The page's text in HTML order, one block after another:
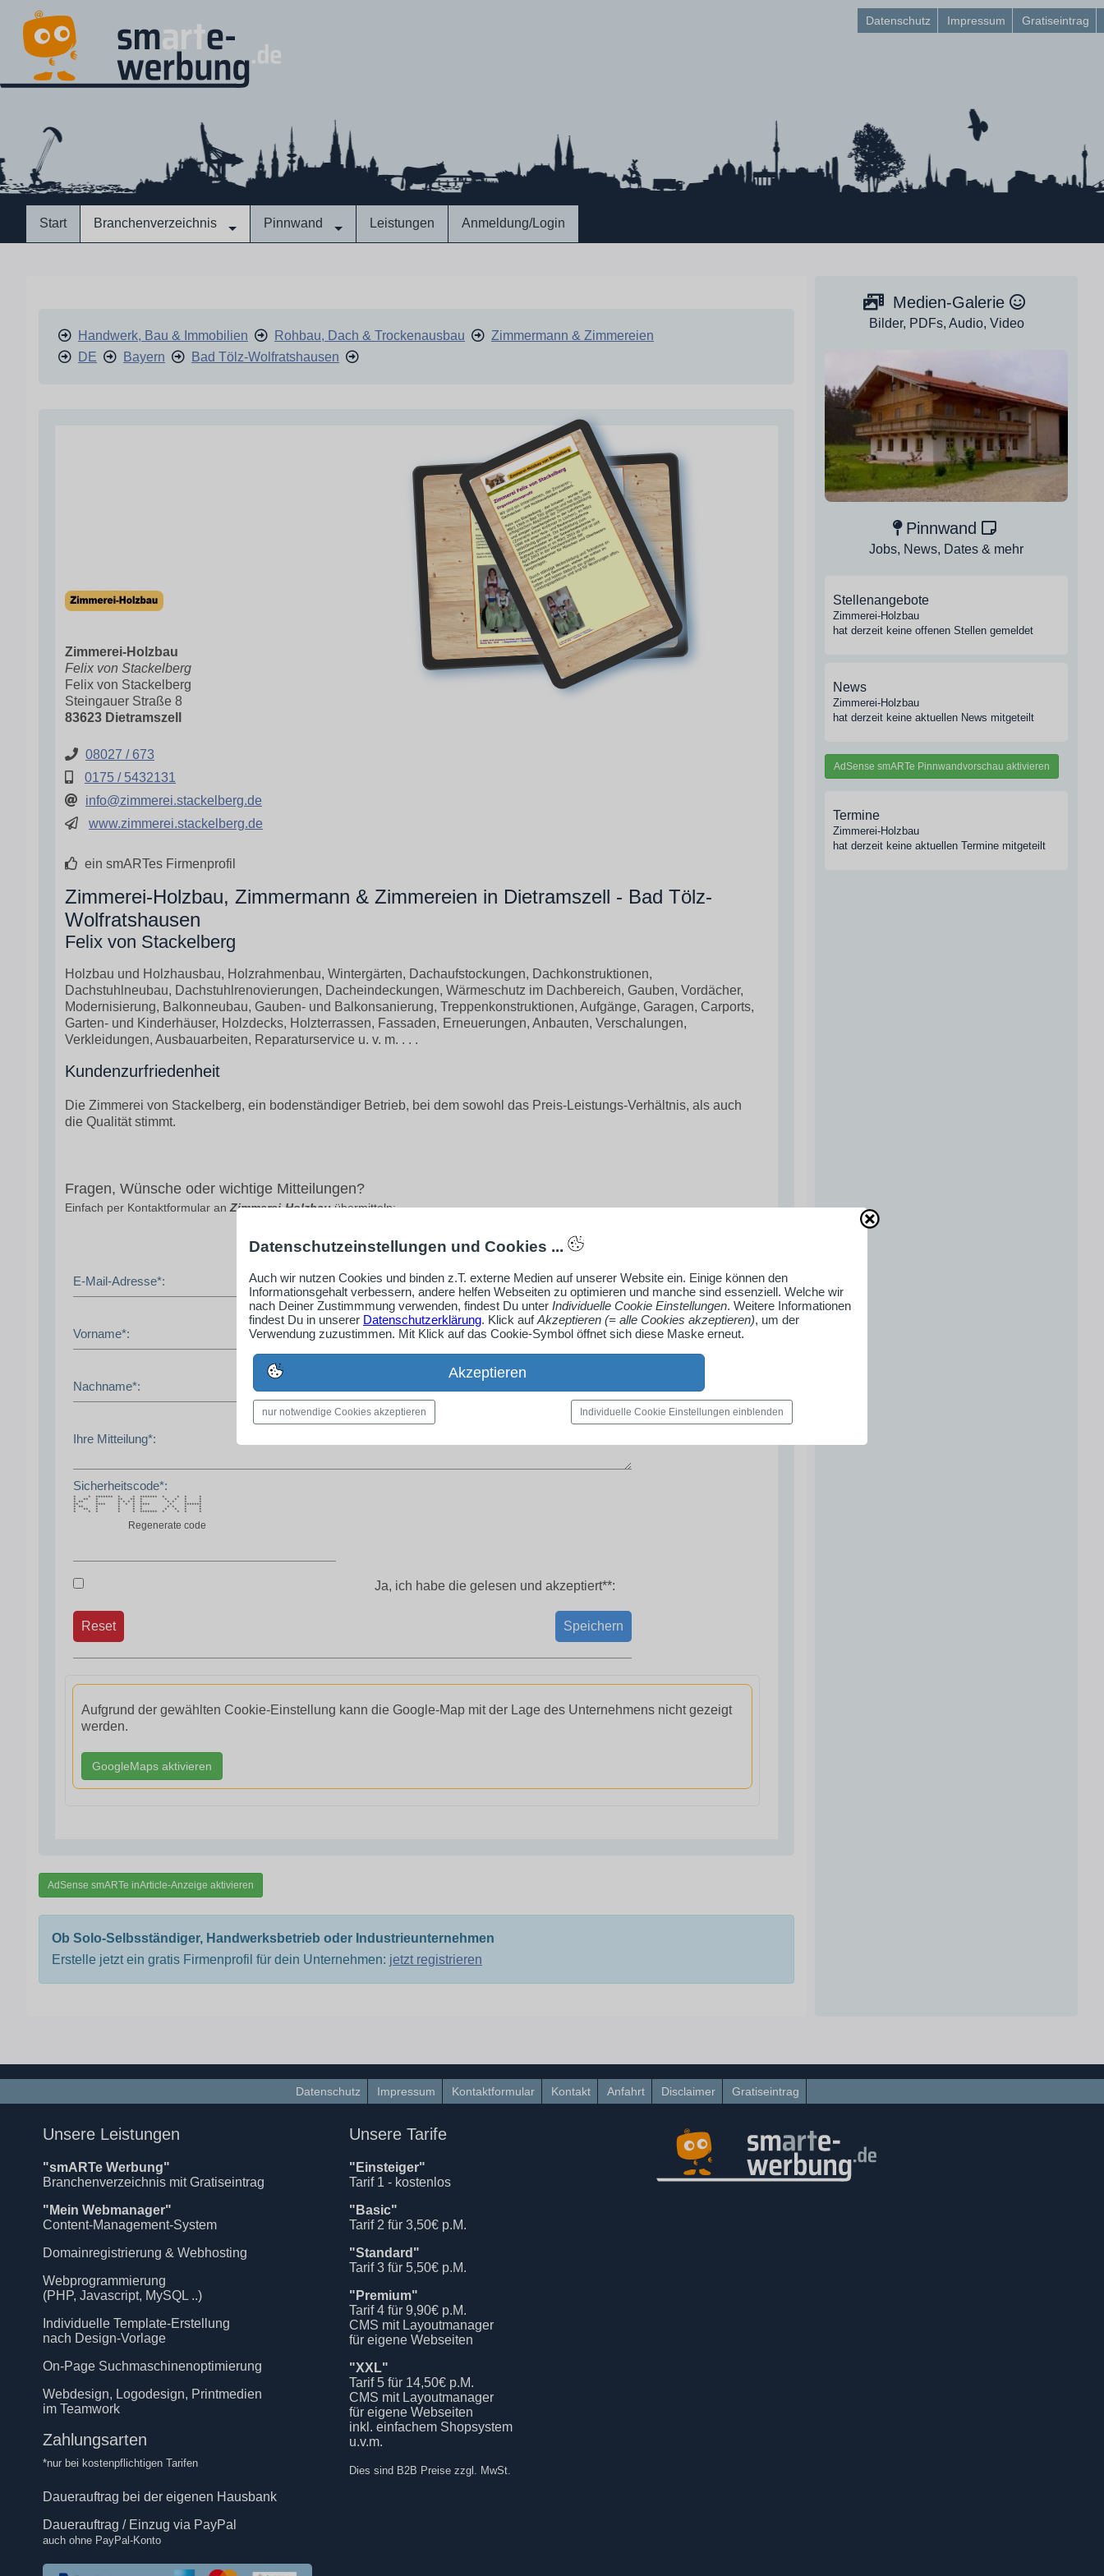
Datenschutz Impressum Gratiseintrag
Start Branchenverzeichnis Pinnwand Leistungen Anmeldung/Login
Handwerk, Bau & Immobilien Rohbau, Dach & Trockenausbau
Zimmermann & Zimmereien
DE
Bayern Bad Tölz-Wolfratshausen
Zimmerei-Holzbau
Felix von Stackelberg
Felix von Stackelberg
Steingauer Straße 8
83623 Dietramszell
08027 / 673
0175 / 5432131
info@zimmerei.stackelberg.de
www.zimmerei.stackelberg.de
ein smARTes Firmenprofil
Zimmerei-Holzbau, Zimmermann & Zimmereien in Dietramszell - Bad Tölz-
Wolfratshausen
Felix von Stackelberg
Holzbau und Holzhausbau, Holzrahmenbau, Wintergärten, Dachaufstockungen, Dachkonstruktionen,
Dachstuhlneubau, Dachstuhlrenovierungen, Dacheindeckungen, Wärmeschutz im Dachbereich, Gauben, Vordächer,
Modernisierung, Balkonneubau, Gauben- und Balkonsanierung, Treppenkonstruktionen, Aufgänge, Garagen, Carports,
Garten- und Kinderhäuser, Holzdecks, Holzterrassen, Fassaden, Erneuerungen, Anbauten, Verschalungen,
Verkleidungen, Ausbauarbeiten, Reparaturservice u. v. m. . . .
Kundenzurfriedenheit
Die Zimmerei von Stackelberg, ein bodenständiger Betrieb, bei dem sowohl das Preis-Leistungs-Verhältnis, als auch
die Qualität stimmt.
Fragen, Wünsche oder wichtige Mitteilungen?
Einfach per Kontaktformular an Zimmerei-Holzbauübermitteln:
E-Mail-Adresse*:
Vorname*:
Nachname*:
Ihre Mitteilung*:
Sicherheitscode*:
* * ******* * * ******* * * * *
* ** * ** ** * * * * *
* ** * * * * * * * * * *
** **** * * * **** * *******
* ** * * * * * * * *
* ** * * * * * * * *
* * * * * ******* * * * *
Regenerate code
Ja, ich habe die gelesen und akzeptiert**:
Speichern
Reset
Aufgrund der gewählten Cookie-Einstellung kann die Google-Map mit der Lage des Unternehmens nicht gezeigt
werden.
GoogleMaps aktivieren
AdSense smARTe inArticle-Anzeige aktivieren
Ob Solo-Selbsständiger, Handwerksbetrieb oder Industrieunternehmen
Erstelle jetzt ein gratis Firmenprofil für dein Unternehmen: jetzt registrieren
Medien-Galerie
Bilder, PDFs, Audio, Video
Pinnwand
Jobs, News, Dates & mehr
Stellenangebote
Zimmerei-Holzbau
hat derzeit keine offenen Stellen gemeldet
News
Zimmerei-Holzbau
hat derzeit keine aktuellen News mitgeteilt
AdSense smARTe Pinnwandvorschau aktivieren
Termine
Zimmerei-Holzbau
hat derzeit keine aktuellen Termine mitgeteilt
Datenschutz Impressum Kontaktformular Kontakt Anfahrt Disclaimer Gratiseintrag
Unsere Leistungen
"smARTe Werbung"
Branchenverzeichnis mit Gratiseintrag
"Mein Webmanager"
Content-Management-System
Domainregistrierung & Webhosting
Webprogrammierung
(PHP, Javascript, MySQL ..)
Individuelle Template-Erstellung
nach Design-Vorlage
On-Page Suchmaschinenoptimierung
Webdesign, Logodesign, Printmedien
im Teamwork
Zahlungsarten
*nur bei kostenpflichtigen Tarifen
Dauerauftrag bei der eigenen Hausbank
Dauerauftrag / Einzug via PayPal
auch ohne PayPal-Konto
Unsere Tarife
"Einsteiger"
Tarif 1 - kostenlos
"Basic"
Tarif 2 für 3,50€ p.M.
"Standard"
Tarif 3 für 5,50€ p.M.
"Premium"
Tarif 4 für 9,90€ p.M.
CMS mit Layoutmanager
für eigene Webseiten
"XXL"
Tarif 5 für 14,50€ p.M.
CMS mit Layoutmanager
für eigene Webseiten
inkl. einfachem Shopsystem
u.v.m.
Dies sind B2B Preise zzgl. MwSt.
Datenschutzeinstellungen und Cookies ...
Auch wir nutzen Cookies und binden z.T. externe Medien auf unserer Website ein. Einige können den
Informationsgehalt verbessern, andere helfen Webseiten zu optimieren und manche sind essenziell. Welche wir
nach Deiner Zustimmmung verwenden, findest Du unter Individuelle Cookie Einstellungen. Weitere Informationen
findest Du in unserer Datenschutzerklärung. Klick aufAkzeptieren (= alle Cookies akzeptieren), um der
Verwendung zuzustimmen. Mit Klick auf das Cookie-Symbol öffnet sich diese Maske erneut.
Akzeptieren
nur notwendige Cookies akzeptieren Individuelle Cookie Einstellungen einblenden